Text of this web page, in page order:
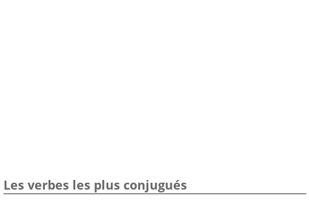
Les verbes les plus conjugués